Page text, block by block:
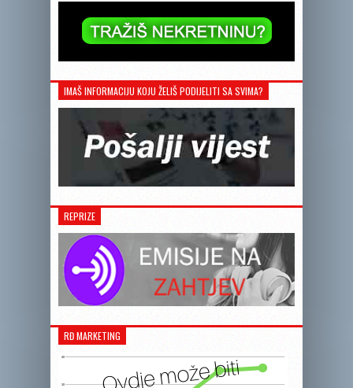
IMAŠ INFORMACIJU KOJU ŽELIŠ PODIJELITI SA SVIMA?
REPRIZE
RĐ MARKETING